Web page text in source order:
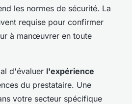
les normes de sécurité. La
requise pour confirmer
à manœuvrer en toute
d'évaluer l'expérience
du prestataire. Une
votre secteur spécifique